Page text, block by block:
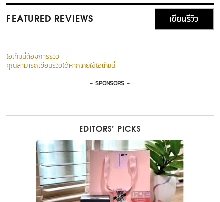
FEATURED REVIEWS เขียนรีวิว
ไอเท็มนี้ต้องการรีวิว
คุณสามารถเขียนรีวิวได้หากเคยใช้ไอเท็มนี้
- SPONSORS -
EDITORS’ PICKS